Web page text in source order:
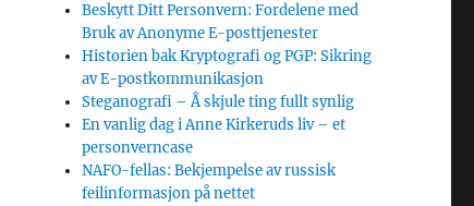
Beskytt Ditt Personvern: Fordelene med
Bruk av Anonyme E-posttjenester
Historien bak Kryptografi og PGP: Sikring
av E-postkommunikasjon
Steganografi – Å skjule ting fullt synlig
En vanlig dag i Anne Kirkeruds liv – et
personverncase
NAFO-fellas: Bekjempelse av russisk
feilinformasjon på nettet